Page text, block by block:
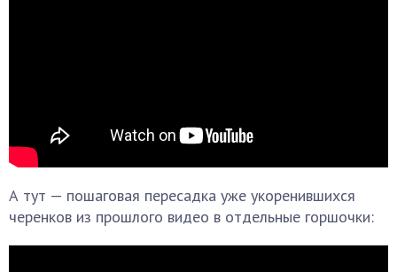
А тут — пошаговая пересадка уже укоренившихся
черенков из прошлого видео в отдельные горшочки: